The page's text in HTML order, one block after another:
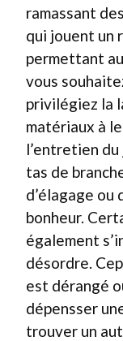
ramassant
qui jouent un
permettant
vous
privilégiez la
matériaux à
l’entretien
tas de
d’élagage
bonheur.
également
désordre.
est dérangé
dépensser
trouver un